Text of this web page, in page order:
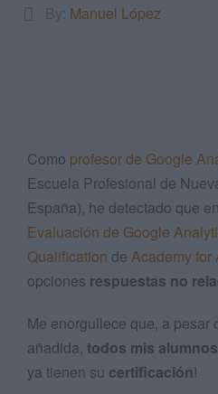
Manuel López
Como profesor de Google
Escuela Profesional de
España), he detectado que
Evaluación de Google
Qualification de Academy for
opciones respuestas no
Me enorgullece que, a pesar
añadida, todos mis
ya tienen su certificación!